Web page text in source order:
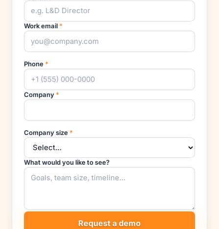
Work email *
Phone *
Company *
Company size *
What would you like to see?
Request a demo